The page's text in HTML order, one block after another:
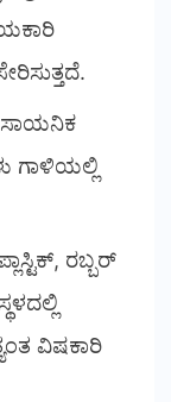
ಗಾಳಿಯಲ್ಲಿ
ರಬ್ಬರ್
ವಿಷಕಾರಿ